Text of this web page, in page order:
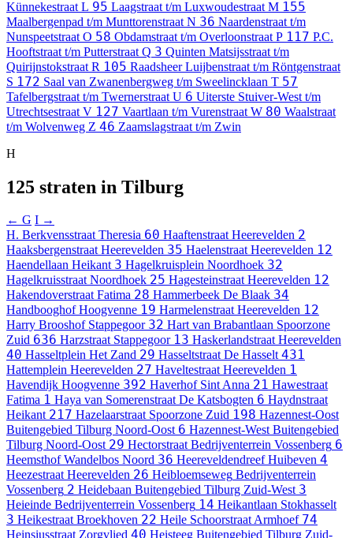
Künnekestraat L 95 Laagstraat t/m Luxwoudestraat M 155
Maalbergenpad t/m Munttorenstraat N 36 Naardenstraat t/m
Nunspeetstraat O 58 Obdamstraat t/m Overloonstraat P 117 P.C.
Hooftstraat t/m Putterstraat Q 3 Quinten Matsijsstraat t/m
Quirijnstokstraat R 105 Raadsheer Luijbenstraat t/m Röntgenstraat
S 172 Saal van Zwanenbergweg t/m Sweelincklaan T 57
Tafelbergstraat t/m Twernerstraat U 6 Uiterste Stuiver-West t/m
Utrechtsestraat V 127 Vaartlaan t/m Vurenstraat W 80 Waalstraat
t/m Wolvenweg Z 46 Zaamslagstraat t/m Zwin
H
125 straten in Tilburg
← G I →
H. Berkvensstraat Theresia 60 Haaftenstraat Heerevelden 2
Haaksbergenstraat Heerevelden 35 Haelenstraat Heerevelden 12
Haendellaan Heikant 3 Hagelkruisplein Noordhoek 32
Hagelkruisstraat Noordhoek 25 Hagesteinstraat Heerevelden 12
Hakendoverstraat Fatima 28 Hammerbeek De Blaak 34
Handbooghof Hoogvenne 19 Harmelenstraat Heerevelden 12
Harry Brooshof Stappegoor 32 Hart van Brabantlaan Spoorzone
Zuid 636 Harzstraat Stappegoor 13 Haskerlandstraat Heerevelden
40 Hasseltplein Het Zand 29 Hasseltstraat De Hasselt 431
Hattemplein Heerevelden 27 Haveltestraat Heerevelden 1
Havendijk Hoogvenne 392 Haverhof Sint Anna 21 Hawestraat
Fatima 1 Haya van Somerenstraat De Katsbogten 6 Haydnstraat
Heikant 217 Hazelaarstraat Spoorzone Zuid 198 Hazennest-Oost
Buitengebied Tilburg Noord-Oost 6 Hazennest-West Buitengebied
Tilburg Noord-Oost 29 Hectorstraat Bedrijventerrein Vossenberg 6
Heemsthof Wandelbos Noord 36 Heereveldendreef Huibeven 4
Heezestraat Heerevelden 26 Heibloemseweg Bedrijventerrein
Vossenberg 2 Heidebaan Buitengebied Tilburg Zuid-West 3
Heieinde Bedrijventerrein Vossenberg 14 Heikantlaan Stokhasselt
3 Heikestraat Broekhoven 22 Heile SchoorstraatArmhoef 74
Heinsiusstraat Zorgvlied 40 Heisteeg Buitengebied Tilburg Zuid-